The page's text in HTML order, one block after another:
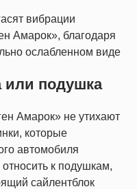
вибрации
Амарок», благодаря
ослабленном виде
или подушка
Амарок» не утихают
которые
автомобиля
к подушкам,
сайлентблок